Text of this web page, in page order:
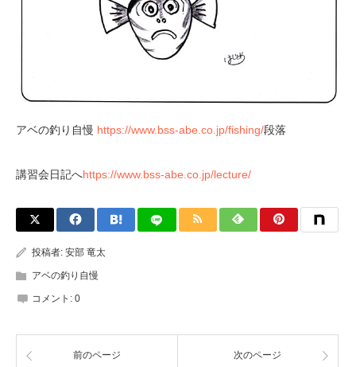
アベの釣り自慢 https://www.bss-abe.co.jp/fishing/段落
講習会日記へhttps://www.bss-abe.co.jp/lecture/
投稿者: 安部 竜太
アベの釣り自慢
コメント: 0
前のページ 次のページ